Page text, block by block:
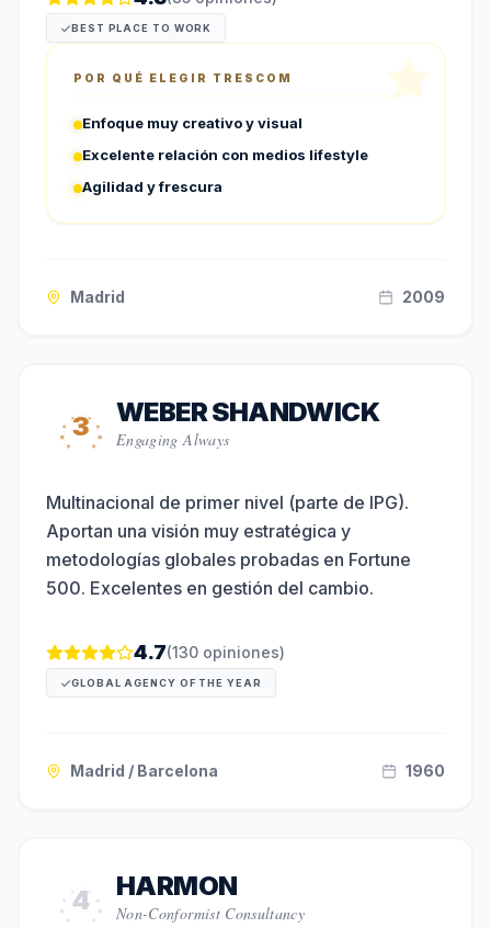
BEST PLACE TO WORK
POR QUÉ ELEGIR TRESCOM
Enfoque muy creativo y visual
Excelente relación con medios lifestyle
Agilidad y frescura
Madrid 2009
3 WEBER SHANDWICK
Engaging Always
Multinacional de primer nivel (parte de IPG).
Aportan una visión muy estratégica y
metodologías globales probadas en Fortune
500. Excelentes en gestión del cambio.
4.7(130 opiniones)
GLOBAL AGENCY OF THE YEAR
Madrid / Barcelona 1960
4 HARMON
Non-Conformist Consultancy